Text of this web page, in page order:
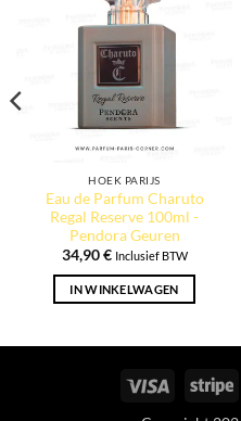
HOEK PARIJS
Eau de Parfum Charuto
Regal Reserve 100ml -
Pendora Geuren
34,90€ Inclusief BTW
IN WINKELWAGEN
Visa